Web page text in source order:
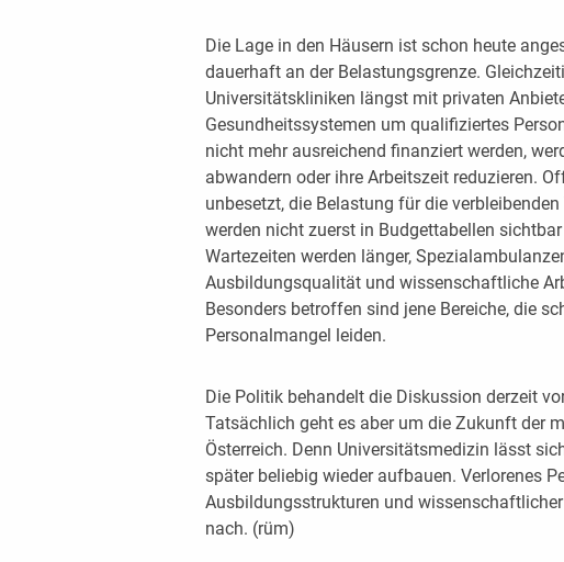
Die Lage in den Häusern ist schon heute
dauerhaft an der Belastungsgrenze.
Universitätskliniken längst mit privaten
Gesundheitssystemen um qualifiziertes
nicht mehr ausreichend finanziert werden,
abwandern oder ihre Arbeitszeit reduzieren.
unbesetzt, die Belastung für die
werden nicht zuerst in Budgettabellen
Wartezeiten werden länger,
Ausbildungsqualität und wissenschaftliche
Besonders betroffen sind jene Bereiche, die
Personalmangel leiden.
Die Politik behandelt die Diskussion derzeit
Tatsächlich geht es aber um die Zukunft der
Österreich. Denn Universitätsmedizin lässt
später beliebig wieder aufbauen. Verlorenes
Ausbildungsstrukturen und
nach. (rüm)